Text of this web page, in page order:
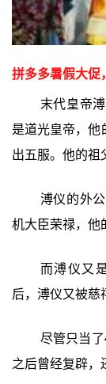
拼多多暑假大促
末代皇帝
是道光皇帝，他
出五服。他的祖
溥仪的外
机大臣荣禄，他
而溥仪又
后，溥仪又被慈
尽管只当
之后曾经复辟，